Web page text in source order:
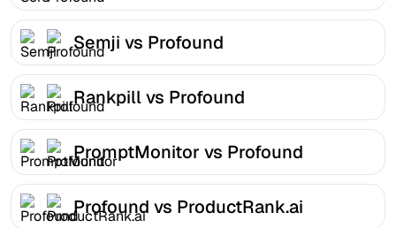
Semji vs Profound
Rankpill vs Profound
PromptMonitor vs Profound
Profound vs ProductRank.ai